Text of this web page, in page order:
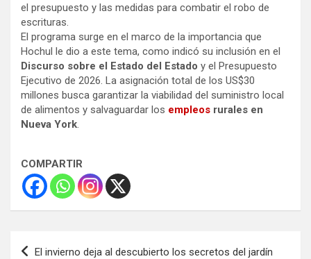
el presupuesto y las medidas para combatir el robo de
escrituras.
El programa surge en el marco de la importancia que
Hochul le dio a este tema, como indicó su inclusión en el
Discurso sobre el Estado del Estado y el Presupuesto
Ejecutivo de 2026. La asignación total de los US$30
millones busca garantizar la viabilidad del suministro local
de alimentos y salvaguardar los empleos rurales en
Nueva York.
COMPARTIR
Navegación
El invierno deja al descubierto los secretos del jardín